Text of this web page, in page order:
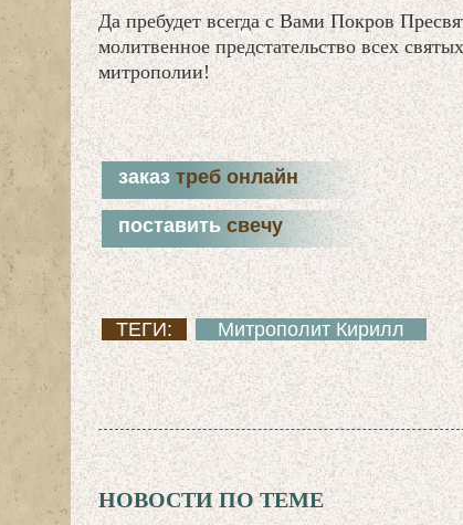
Да пребудет всегда с Вами Покров
молитвенное предстательство всех
митрополии!
заказ треб онлайн
поставить свечу
ТЕГИ: Митрополит Кирилл
НОВОСТИ ПО ТЕМЕ